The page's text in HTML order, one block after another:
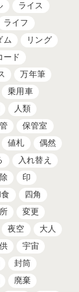
ライス
ライフ
ム
リング
ード
万年筆
乗用車
人類
保管室
値札
偶然
入れ替え
印
四角
変更
夜空
大人
宇宙
封筒
廃棄